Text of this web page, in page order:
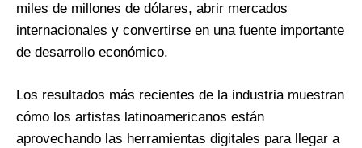
miles de millones de dólares, abrir mercados
internacionales y convertirse en una fuente importante
de desarrollo económico.
Los resultados más recientes de la industria muestran
cómo los artistas latinoamericanos están
aprovechando las herramientas digitales para llegar a